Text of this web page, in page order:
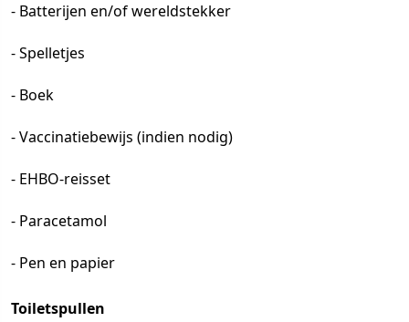
- Batterijen en/of wereldstekker
- Spelletjes
- Boek
- Vaccinatiebewijs (indien nodig)
- EHBO-reisset
- Paracetamol
- Pen en papier
Toiletspullen